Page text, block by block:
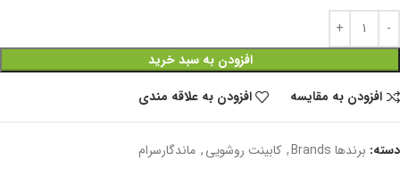
افزودن به سبد خرید
افزودن به مقایسه
افزودن به علاقه مندی
دسته: برندها Brands , کابینت روشویی, ماندگارسرام